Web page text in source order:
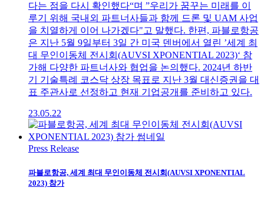
다는 점을 다시 확인했다“며 ”우리가 꿈꾸는 미래를 이
루기 위해 국내외 파트너사들과 함께 드론 및 UAM 사업
을 치열하게 이어 나가겠다"고 말했다. 한편, 파블로항공
은 지난 5월 9일부터 3일 간 미국 덴버에서 열린 ’세계 최
대 무인이동체 전시회(AUVSI XPONENTIAL 2023)‘ 참
가해 다양한 파트너사와 협업을 논의했다. 2024년 하반
기 기술특례 코스닥 상장 목표로 지난 3월 대신증권을 대
표 주관사로 선정하고 현재 기업공개를 준비하고 있다.
23.05.22
Press Release
파블로항공, 세계 최대 무인이동체 전시회(AUVSI XPONENTIAL
2023) 참가